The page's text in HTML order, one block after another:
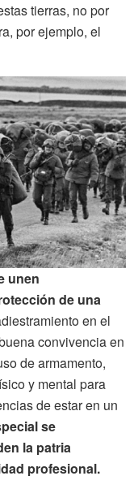
tierras, no por
por ejemplo, el
unen
de una
en el
convivencia en
de armamento,
y mental para
de estar en un
se
la patria
profesional.